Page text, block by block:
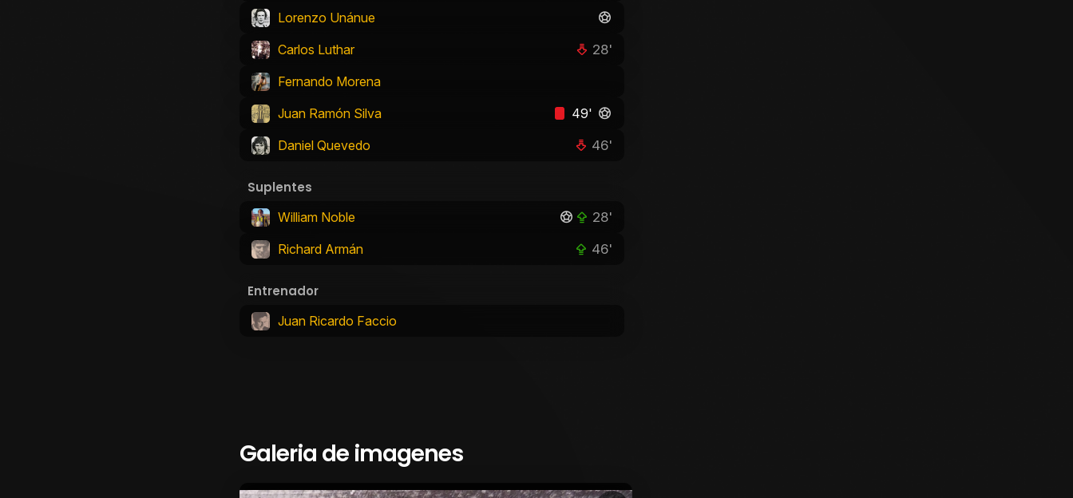
Lorenzo Unánue
Carlos Luthar
28'
Fernando Morena
Juan Ramón Silva
49'
Daniel Quevedo
46'
Suplentes
William Noble 28'
Richard Armán 46'
Entrenador
Juan Ricardo Faccio
Galeria de imagenes